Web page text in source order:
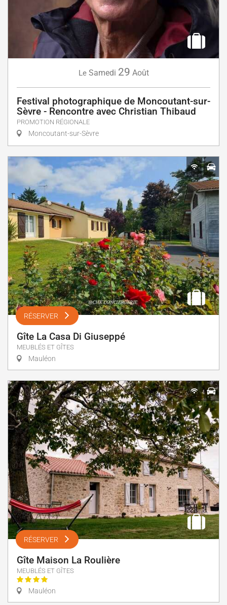
Le Samedi 29 Août
Festival photographique de Moncoutant-sur-
Sèvre - Rencontre avec Christian Thibaud
PROMOTION RÉGIONALE
Moncoutant-sur-Sèvre
RÉSERVER
Gîte La Casa Di Giuseppé
MEUBLÉS ET GÎTES
Mauléon
RÉSERVER
Gîte Maison La Roulière
MEUBLÉS ET GÎTES
Mauléon